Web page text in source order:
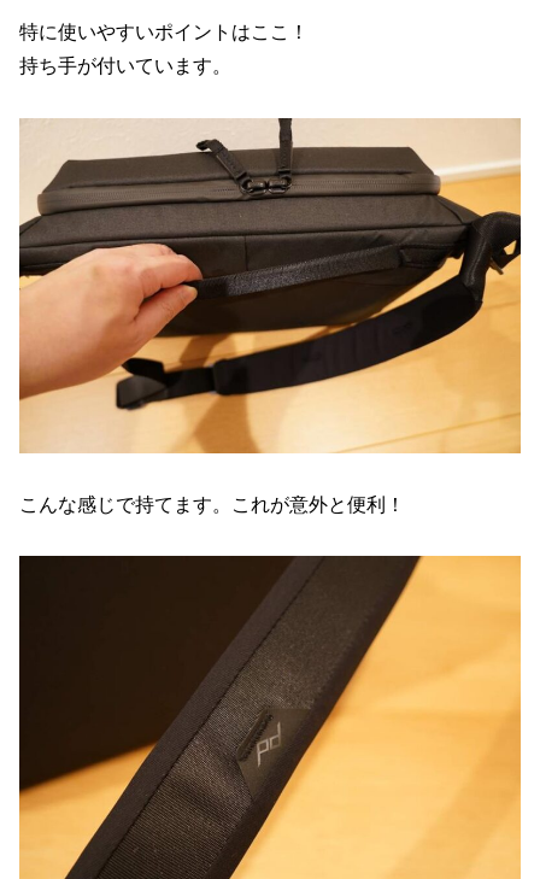
特に使いやすいポイントはここ！
持ち手が付いています。
こんな感じで持てます。これが意外と便利！